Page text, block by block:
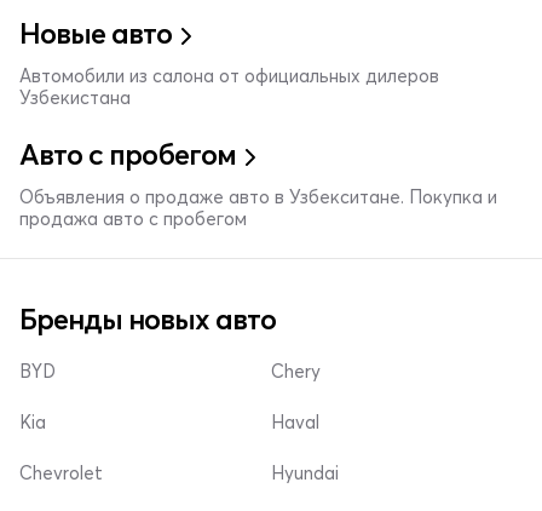
Новые авто
Автомобили из салона от официальных дилеров
Узбекистана
Авто с пробегом
Объявления о продаже авто в Узбекситане. Покупка и
продажа авто с пробегом
Бренды новых авто
BYD
Kia
Chevrolet
Chery
Haval
Hyundai